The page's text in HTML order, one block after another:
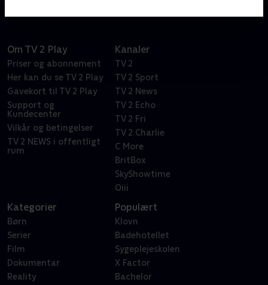
vaner kan veksles til fællessang, livsglæde og
Om TV 2 Play
Priser og abonnement
Her kan du se TV 2 Play
Gavekort til TV 2 Play
Support og
Kundecenter
Vilkår og betingelser
TV 2 NEWS i offentligt
rum
Kanaler
TV 2
TV 2 Sport
TV 2 News
TV 2 Echo
TV 2 Fri
TV 2 Charlie
C More
BritBox
SkyShowtime
Oiii
Kategorier
Børn
Serier
Film
Dokumentar
Reality
Populært
Klovn
Badehotellet
Sygeplejeskolen
X Factor
Bachelor